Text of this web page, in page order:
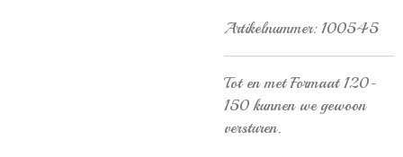
Artikelnummer: 100545
Tot en met Formaat 120-
150 kunnen we gewoon
versturen.